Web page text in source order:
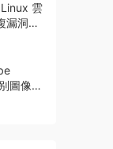
雲
漏洞和
圖像中